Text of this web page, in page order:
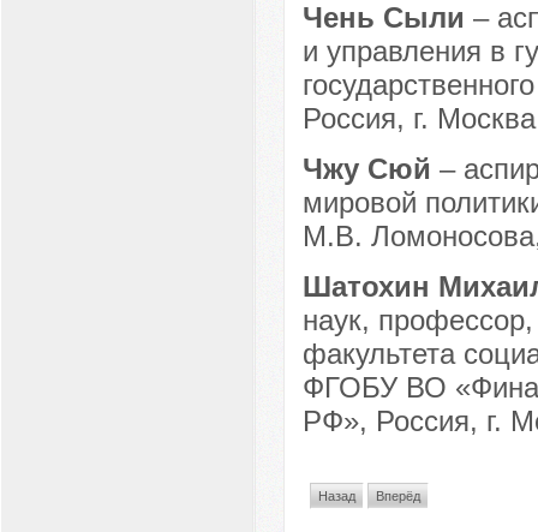
Чень Сыли –
и управления в
Россия, г.
Чжу Сюй –
мировой
М.В.
Шатохин
наук,
факультета
ФГОБУ ВО
РФ», Россия, г.
Назад Вперёд